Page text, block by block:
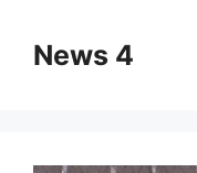
contentNews 4